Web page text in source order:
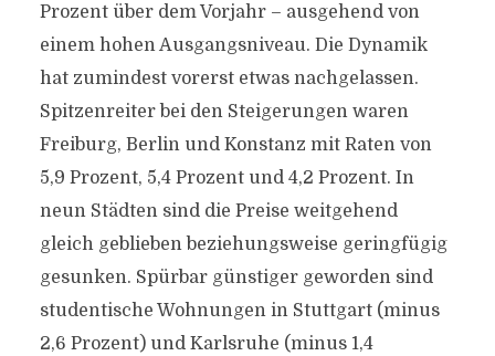
Prozent über dem Vorjahr – ausgehend von
einem hohen Ausgangsniveau. Die Dynamik
hat zumindest vorerst etwas nachgelassen.
Spitzenreiter bei den Steigerungen waren
Freiburg, Berlin und Konstanz mit Raten von
5,9 Prozent, 5,4 Prozent und 4,2 Prozent. In
neun Städten sind die Preise weitgehend
gleich geblieben beziehungsweise geringfügig
gesunken. Spürbar günstiger geworden sind
studentische Wohnungen in Stuttgart (minus
2,6 Prozent) und Karlsruhe (minus 1,4